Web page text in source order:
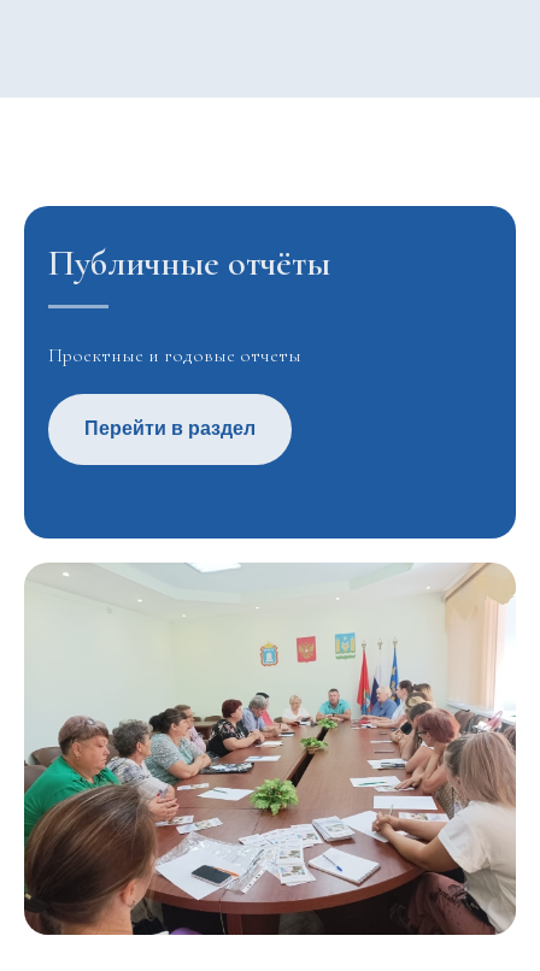
Публичные отчёты
Проектные и годовые отчеты
Перейти в раздел